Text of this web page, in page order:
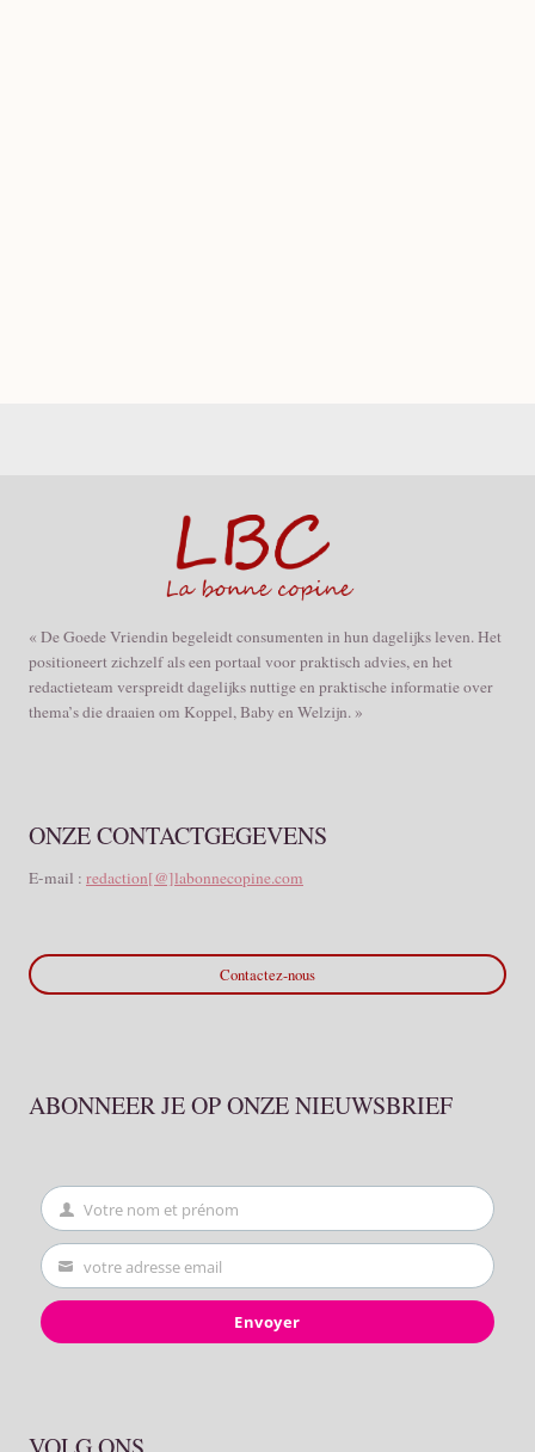
« De Goede Vriendin begeleidt consumenten in hun dagelijks leven. Het
positioneert zichzelf als een portaal voor praktisch advies, en het
redactieteam verspreidt dagelijks nuttige en praktische informatie over
thema’s die draaien om Koppel, Baby en Welzijn. »
ONZE CONTACTGEGEVENS
E-mail : redaction[@]labonnecopine.com
Contactez-nous
ABONNEER JE OP ONZE NIEUWSBRIEF
First
Name
Votre nom et prénom
Your
email
votre adresse email
Envoyer